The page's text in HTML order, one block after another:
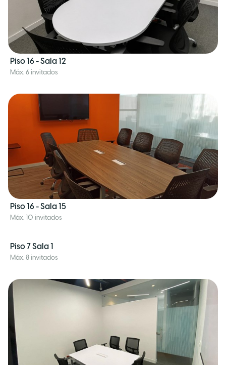
Piso 16 - Sala 12
Máx. 6 invitados
Piso 16 - Sala 15
Máx. 10 invitados
Piso 7 Sala 1
Máx. 8 invitados